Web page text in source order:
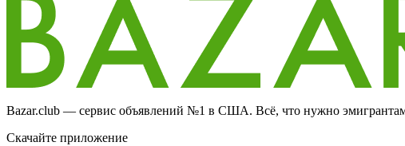
Bazar.club — сервис объявлений №1 в США. Всё, что нужно
Скачайте приложение